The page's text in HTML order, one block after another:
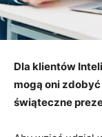
Dla klientów
mogą oni zdobyć
świąteczne